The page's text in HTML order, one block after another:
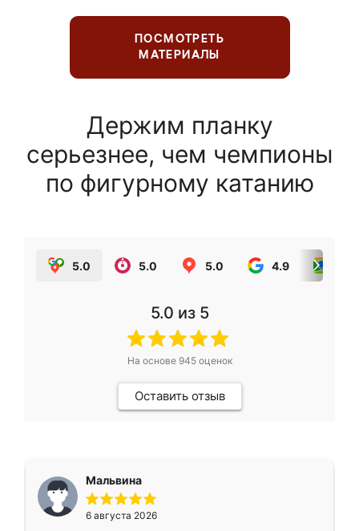
ПОСМОТРЕТЬ
МАТЕРИАЛЫ
Держим планку
серьезнее, чем чемпионы
по фигурному катанию
5.0 5.0 5.0 4.9
5.0 из 5
На основе 945оценок
Оставить отзыв
Мальвина
6 августа 2026